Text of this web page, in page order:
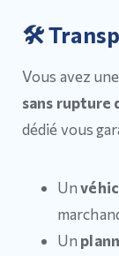
🛠
Vous avez
sans rupture
dédié vous
Un
Un